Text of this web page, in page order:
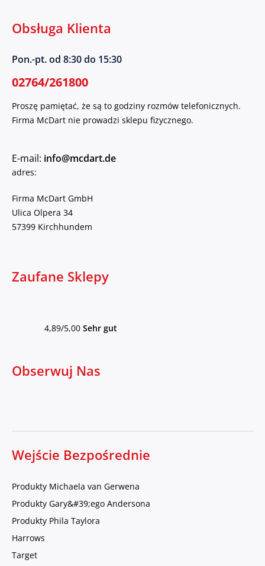
Obsługa Klienta
Pon.-pt. od 8:30 do 15:30
02764/261800
Proszę pamiętać, że są to godziny rozmów telefonicznych.
Firma McDart nie prowadzi sklepu fizycznego.
E-mail: info@mcdart.de
adres:
Firma McDart GmbH
Ulica Olpera 34
57399 Kirchhundem
Zaufane Sklepy
4,89/5,00 Sehr gut
Obserwuj Nas
Wejście Bezpośrednie
Produkty Michaela van Gerwena
Produkty Gary&#39;ego Andersona
Produkty Phila Taylora
Harrows
Target